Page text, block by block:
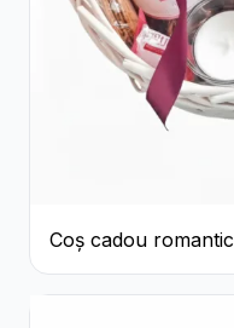
Coș cadou romantic